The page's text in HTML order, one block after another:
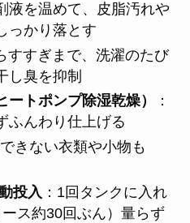
液を温めて、皮脂汚れや
っかり落とす
すすぎまで、洗濯のたび
し臭を抑制
トポンプ除湿乾燥）
：
ふんわり仕上げる
きない衣類や小物も
投入 ：1回タンクに入れ
ス約30回ぶん）量らず